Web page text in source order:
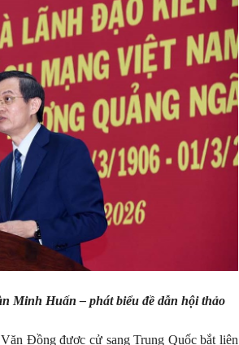
Minh Huấn – phát biểu đề dẫn hội thảo
Đồng được cử sang Trung Quốc bắt liên